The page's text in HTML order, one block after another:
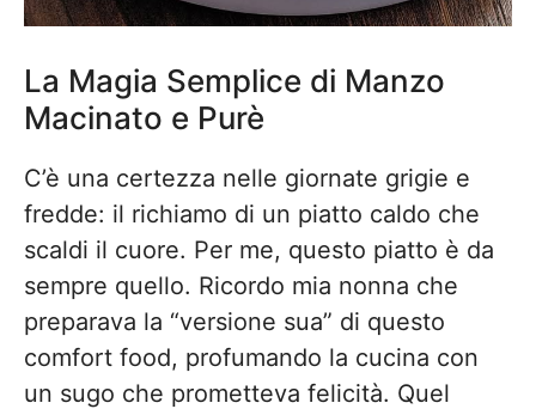
La Magia Semplice di Manzo
Macinato e Purè
C’è una certezza nelle giornate grigie e
fredde: il richiamo di un piatto caldo che
scaldi il cuore. Per me, questo piatto è da
sempre quello. Ricordo mia nonna che
preparava la “versione sua” di questo
comfort food, profumando la cucina con
un sugo che prometteva felicità. Quel